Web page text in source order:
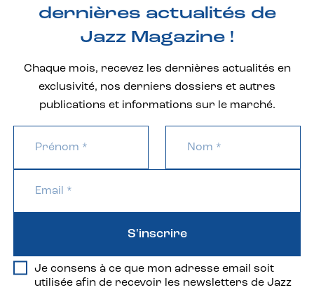
dernières actualités de
Jazz Magazine !
Chaque mois, recevez les dernières actualités en
exclusivité, nos derniers dossiers et autres
publications et informations sur le marché.
Je consens à ce que mon adresse email soit
utilisée afin de recevoir les newsletters de Jazz
S'inscrire